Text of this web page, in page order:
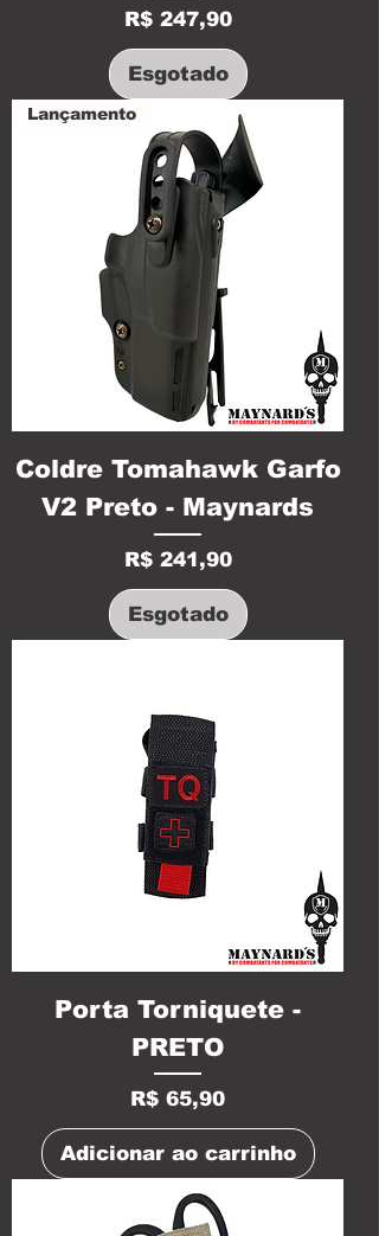
Preço
R$ 247,90
Esgotado
Lançamento
Coldre Tomahawk Garfo
V2 Preto - Maynards
Preço
R$ 241,90
Esgotado
Porta Torniquete -
PRETO
Preço
R$ 65,90
Adicionar ao carrinho